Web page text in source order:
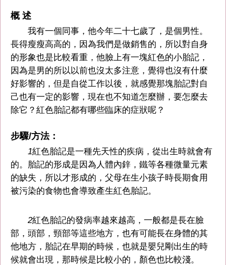
概 述
我有一個同事，他今年二十七歲了，是個男性。
長得瘦瘦高高的，因為我們是做銷售的，所以對自身
的形象也是比較看重，他臉上有一塊紅色的小胎記，
因為是男的所以以前也沒太多注意，覺得也沒有什麼
好影響的，但是自從工作以後，就感覺那塊胎記對自
己也有一定的影響，現在也不知道怎麼辦，要怎麼去
除它？紅色胎記都有哪些臨床的症狀呢？
步驟/方法：
1紅色胎記是一種先天性的疾病，從出生時就會有
的。胎記的形成是因為人體內鋅，鐵等各種微量元素
的缺失，所以才形成的，父母在生小孩子時長期食用
被污染的食物也會導致產生紅色胎記。
2紅色胎記的發病率越來越高，一般都是長在臉
部，頭部，頸部等這些地方，也有可能長在身體的其
他地方，胎記在早期的時候，也就是嬰兒剛出生的時
候就會出現，那時候是比較小的，顏色也比較淺。